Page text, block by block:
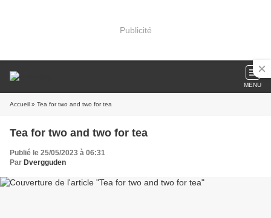
Publicité
MENU
Accueil » Tea for two and two for tea
Tea for two and two for tea
Publié le 25/05/2023 à 06:31
Par Dvergguden